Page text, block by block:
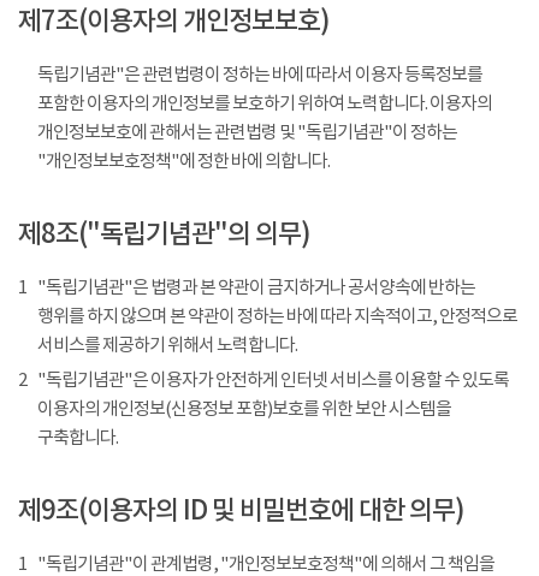
제7조(이용자의 개인정보보호)
독립기념관"은 관련법령이 정하는 바에 따라서 이용자 등록정보를
포함한 이용자의 개인정보를 보호하기 위하여 노력합니다. 이용자의
개인정보보호에 관해서는 관련법령 및 "독립기념관"이 정하는
"개인정보보호정책"에 정한 바에 의합니다.
제8조("독립기념관"의 의무)
1 "독립기념관"은 법령과 본 약관이 금지하거나 공서양속에 반하는
행위를 하지 않으며 본 약관이 정하는 바에 따라 지속적이고, 안정적으로
서비스를 제공하기 위해서 노력합니다.
2 "독립기념관"은 이용자가 안전하게 인터넷 서비스를 이용할 수 있도록
이용자의 개인정보(신용정보 포함)보호를 위한 보안 시스템을
구축합니다.
제9조(이용자의 ID 및 비밀번호에 대한 의무)
1 "독립기념관"이 관계법령, "개인정보보호정책"에 의해서 그 책임을